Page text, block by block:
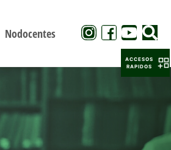
Nodocentes
ACCESOS
RAPIDOS